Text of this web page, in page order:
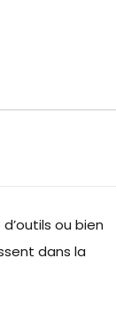
ou bien
dans la